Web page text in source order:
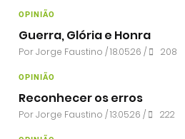
OPINIÃO
Guerra, Glória e Honra
PorJorge Faustino / 18.05.26 / 208
OPINIÃO
Reconhecer os erros
PorJorge Faustino / 13.05.26 / 222